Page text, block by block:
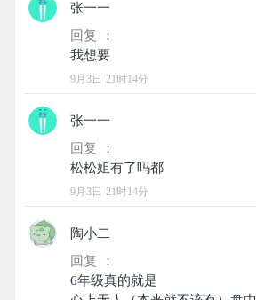
张一一
回复 ：
9月3日 21时14分
张一一
回复 ：
9月3日 21时14分
陶小二
回复 ：
6年级真的就是